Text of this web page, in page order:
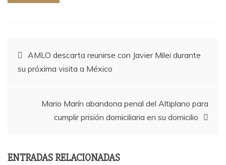
Navegación
entradas
AMLO descarta reunirse con Javier Milei durante
su próxima visita a México
Mario Marín abandona penal del Altiplano para
cumplir prisión domiciliaria en su domicilio
ENTRADAS RELACIONADAS